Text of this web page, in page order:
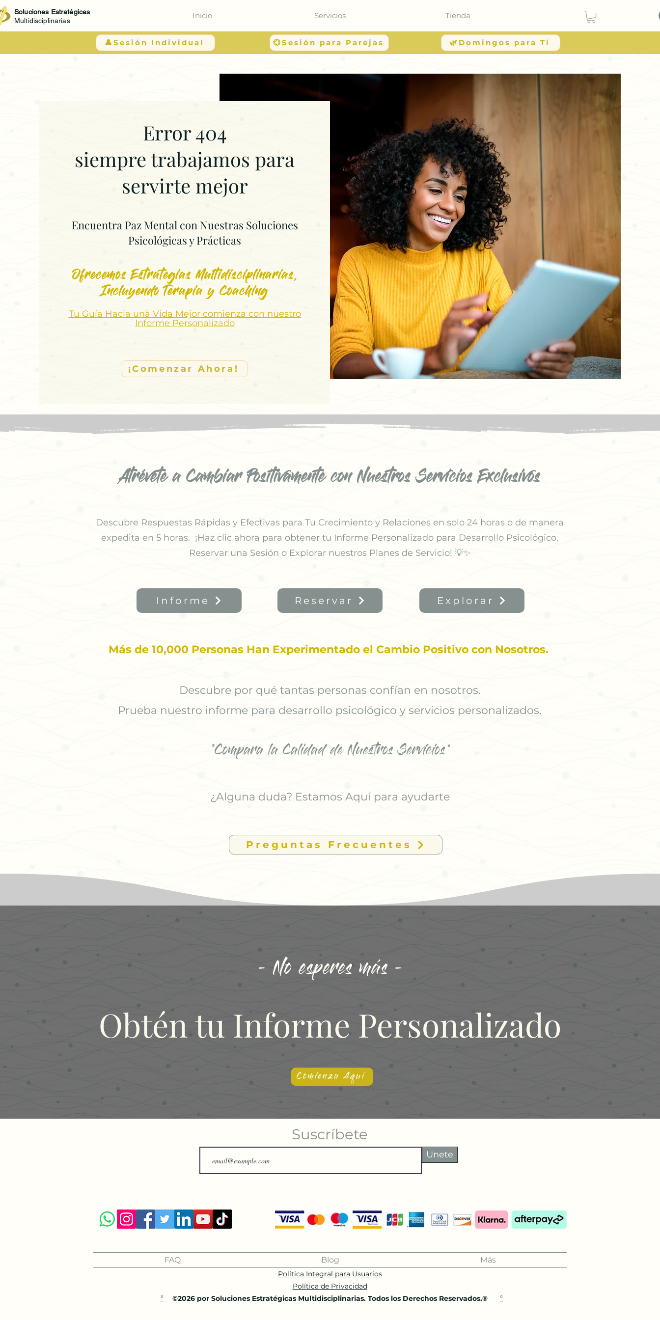
Soluciones Estratégicas
Multidisciplinarias
Inicio Servicios Tienda
👤Sesión Individual 💞Sesión para Parejas 🌿Domingos para Tí
Error 404
siempre trabajamos para
servirte mejor
Encuentra Paz Mental con Nuestras Soluciones
Psicológicas y Prácticas
Ofrecemos Estrategias Multidisciplinarias,
Incluyendo Terapia y Coaching
Tu Guía Hacia una Vida Mejor comienza con nuestro
Informe Personalizado
¡Comenzar Ahora!
Atrévete a Cambiar Positivamente con Nuestros Servicios Exclusivos
Descubre Respuestas Rápidas y Efectivas para Tu Crecimiento y Relaciones en solo 24 horas o de manera
expedita en 5 horas. ¡Haz clic ahora para obtener tu Informe Personalizado para Desarrollo Psicológico,
Reservar una Sesión o Explorar nuestros Planes de Servicio! 💡✨
Informe Reservar Explorar
Más de 10,000 Personas Han Experimentado el Cambio Positivo con Nosotros.
Descubre por qué tantas personas confían en nosotros.
Prueba nuestro informe para desarrollo psicológico y servicios personalizados.
*Compara la Calidad de Nuestros Servicios*
¿Alguna duda? Estamos Aquí para ayudarte
Preguntas Frecuentes
- No esperes más -
Obtén tu Informe Personalizado
Comienza Aquí
Suscríbete
Unete
FAQ Blog Más
Política Integral para Usuarios
Política de Privacidad
©2026 por Soluciones Estratégicas Multidisciplinarias. Todos los Derechos Reservados.®
° °